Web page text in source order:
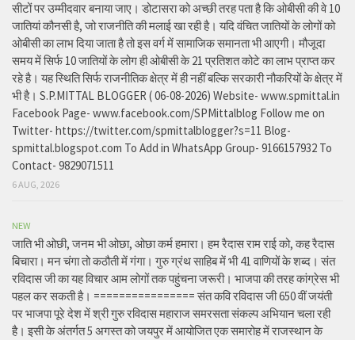
सीटों पर उम्मीदवार बनाया जाए। डोटासरा को अच्छी तरह पता है कि ओबीसी की वे 10
जातियां कौनसी है, जो राजनीति की मलाई खा रही है। यदि वंचित जातियों के लोगों को
ओबीसी का लाभ दिया जाता है तो इस वर्ग में सामाजिक समानता भी आएगी। मौजूदा
समय में सिर्फ 10 जातियों के लोग ही ओबीसी के 21 प्रतिशत कोटे का लाभ प्राप्त कर
रहे है। यह स्थिति सिर्फ राजनीतिक क्षेत्र में ही नहीं बल्कि सरकारी नौकरियों के क्षेत्र में
भी है। S.P.MITTAL BLOGGER ( 06-08-2026) Website- www.spmittal.in
Facebook Page- www.facebook.com/SPMittalblog Follow me on
Twitter- https://twitter.com/spmittalblogger?s=11 Blog-
spmittal.blogspot.com To Add in WhatsApp Group- 9166157932 To
Contact- 9829071511
6 AUG, 2026
NEW
जाति भी ओछी, जनम भी ओछा, ओछा कर्म हमारा। हम रैदास राम राई को, कह रैदास
बिचारा। मन चंगा तो कठौती में गंगा। गुरु ग्रंथ साहिब में भी 41 वाणियों के शब्द। संत
रविदास जी का यह विचार आम लोगों तक पहुंचना जरूरी। भाजपा की तरह कांग्रेस भी
पहल कर सकती है। ================ संत कवि रविदास जी 650 वीं जयंती
पर भाजपा पूरे देश में श्री गुरु रविदास महाराज समरसता संकल्प अभियान चला रही
है। इसी के अंतर्गत 5 अगस्त को जयपुर में आयोजित एक समारोह में राजस्थान के